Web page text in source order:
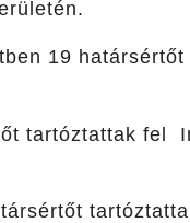
19
tartóztattak fel